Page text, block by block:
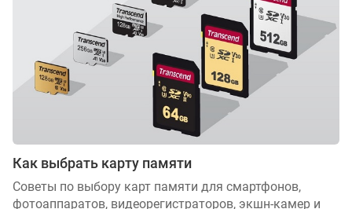
Как выбрать карту памяти
Советы по выбору карт памяти для смартфонов,
фотоаппаратов, видеорегистраторов, экшн-камер и